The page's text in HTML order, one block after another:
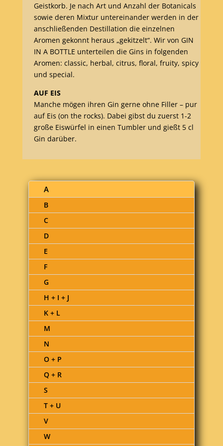
Geistkorb. Je nach Art und Anzahl der Botanicals
sowie deren Mixtur untereinander werden in der
anschließenden Destillation die einzelnen
Aromen gekonnt heraus „gekitzelt“. Wir von GIN
IN A BOTTLE unterteilen die Gins in folgenden
Aromen: classic, herbal, citrus, floral, fruity, spicy
und special.
AUF EIS
Manche mögen ihren Gin gerne ohne Filler – pur
auf Eis (on the rocks). Dabei gibst du zuerst 1-2
große Eiswürfel in einen Tumbler und gießt 5 cl
Gin darüber.
A
B
C
D
E
F
G
H + I + J
K + L
M
N
O + P
Q + R
S
T + U
V
W